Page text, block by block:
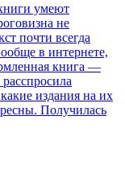
умеют
не
почти всегда
в интернете,
книга —
издания на их
Получилась